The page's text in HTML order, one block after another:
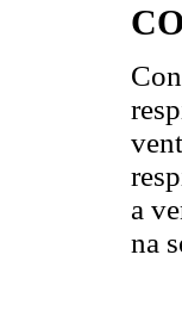
a
na